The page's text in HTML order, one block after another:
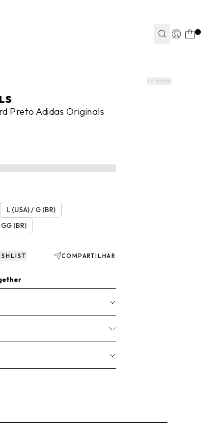
<< Voltar
Preto Adidas Originals
L (USA) / G (BR)
(BR)
COMPARTILHAR